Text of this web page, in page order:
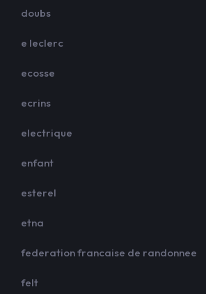
doubs
e leclerc
ecosse
ecrins
electrique
enfant
esterel
etna
federation francaise de randonnee
felt